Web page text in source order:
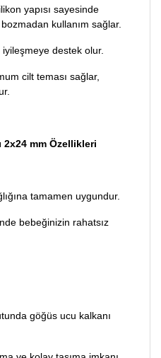
yapısı sayesinde
kullanım sağlar.
iyileşmeye destek olur.
cilt teması sağlar,
mm Özellikleri
tamamen uygundur.
bebeğinizin rahatsız
göğüs ucu kalkanı